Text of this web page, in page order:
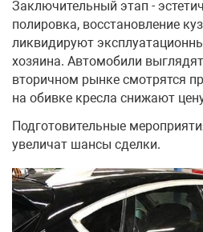
Заключительный этап -
полировка, восстановление
ликвидируют
хозяина. Автомобили
вторичном рынке смотрятся
на обивке кресла снижают
Подготовительные
увеличат шансы сделки.